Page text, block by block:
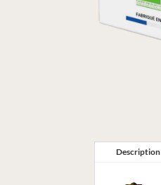
Description